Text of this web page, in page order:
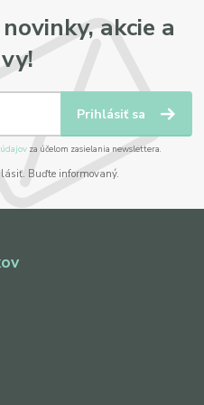
akcie a
Prihlásiť sa
za účelom zasielania newslettera.
Buďte informovaný.